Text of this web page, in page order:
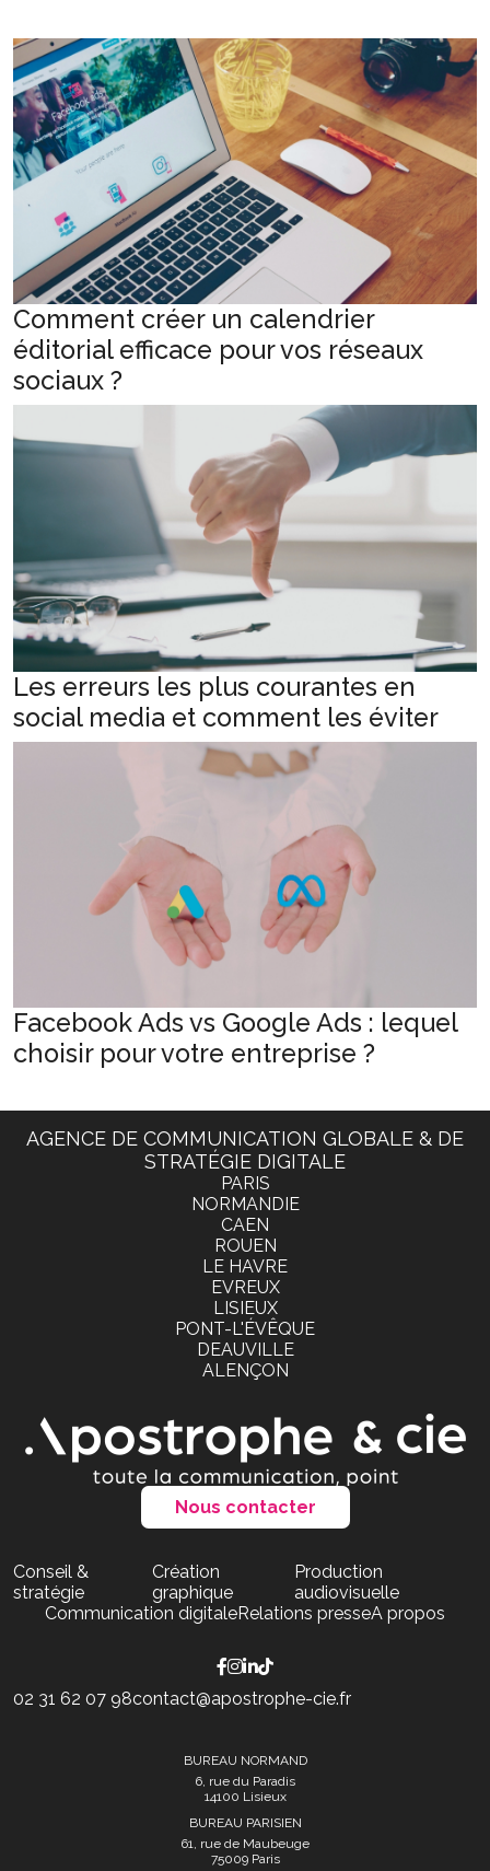
Comment créer un calendrier
éditorial efficace pour vos réseaux
sociaux ?
Les erreurs les plus courantes en
social media et comment les éviter
Facebook Ads vs Google Ads : lequel
choisir pour votre entreprise ?
AGENCE DE COMMUNICATION GLOBALE & DE
STRATÉGIE DIGITALE
PARIS
NORMANDIE
CAEN
ROUEN
LE HAVRE
EVREUX
LISIEUX
PONT-L'ÉVÊQUE
DEAUVILLE
ALENÇON
Nous contacter
Conseil &
stratégie
Création
graphique
Production
audiovisuelle
Communication digitaleRelations presseA propos
02 31 62 07 98contact@apostrophe-cie.fr
BUREAU NORMAND
6, rue du Paradis
14100 Lisieux
BUREAU PARISIEN
61, rue de Maubeuge
75009 Paris